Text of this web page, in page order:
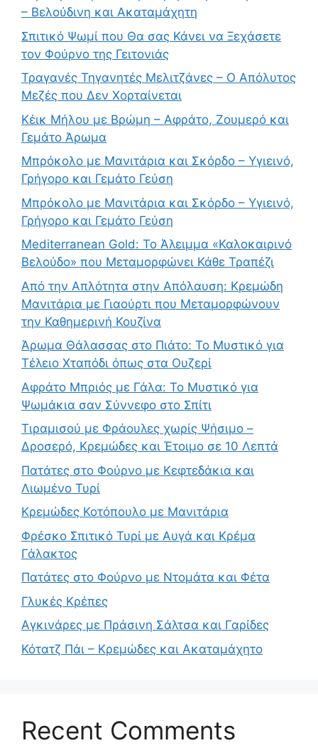
– Βελούδινη και Ακαταμάχητη
Σπιτικό Ψωμί που Θα σας Κάνει να Ξεχάσετε
τον Φούρνο της Γειτονιάς
Τραγανές Τηγανητές Μελιτζάνες – Ο Απόλυτος
Μεζές που Δεν Χορταίνεται
Κέικ Μήλου με Βρώμη – Αφράτο, Ζουμερό και
Γεμάτο Άρωμα
Μπρόκολο με Μανιτάρια και Σκόρδο – Υγιεινό,
Γρήγορο και Γεμάτο Γεύση
Μπρόκολο με Μανιτάρια και Σκόρδο – Υγιεινό,
Γρήγορο και Γεμάτο Γεύση
Mediterranean Gold: Το Άλειμμα «Καλοκαιρινό
Βελούδο» που Μεταμορφώνει Κάθε Τραπέζι
Από την Απλότητα στην Απόλαυση: Κρεμώδη
Μανιτάρια με Γιαούρτι που Μεταμορφώνουν
την Καθημερινή Κουζίνα
Άρωμα Θάλασσας στο Πιάτο: Το Μυστικό για
Τέλειο Χταπόδι όπως στα Ουζερί
Αφράτο Μπριός με Γάλα: Το Μυστικό για
Ψωμάκια σαν Σύννεφο στο Σπίτι
Τιραμισού με Φράουλες χωρίς Ψήσιμο –
Δροσερό, Κρεμώδες και Έτοιμο σε 10 Λεπτά
Πατάτες στο Φούρνο με Κεφτεδάκια και
Λιωμένο Τυρί
Κρεμώδες Κοτόπουλο με Μανιτάρια
Φρέσκο Σπιτικό Τυρί με Αυγά και Κρέμα
Γάλακτος
Πατάτες στο Φούρνο με Ντομάτα και Φέτα
Γλυκές Κρέπες
Αγκινάρες με Πράσινη Σάλτσα και Γαρίδες
Κότατζ Πάι – Κρεμώδες και Ακαταμάχητο
Recent Comments